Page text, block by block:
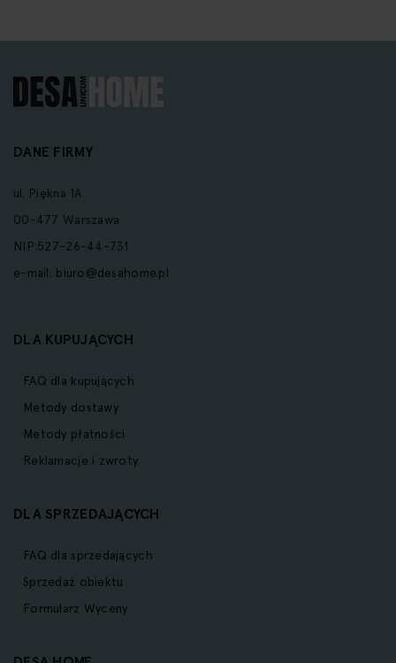
DANE FIRMY
ul. Piękna 1A
00-477 Warszawa
NIP:527-26-44-731
e-mail: biuro@desahome.pl
DLA KUPUJĄCYCH
FAQ dla kupujących
Metody dostawy
Metody płatności
Reklamacje i zwroty
DLA SPRZEDAJĄCYCH
FAQ dla sprzedających
Sprzedaż obiektu
Formularz Wyceny